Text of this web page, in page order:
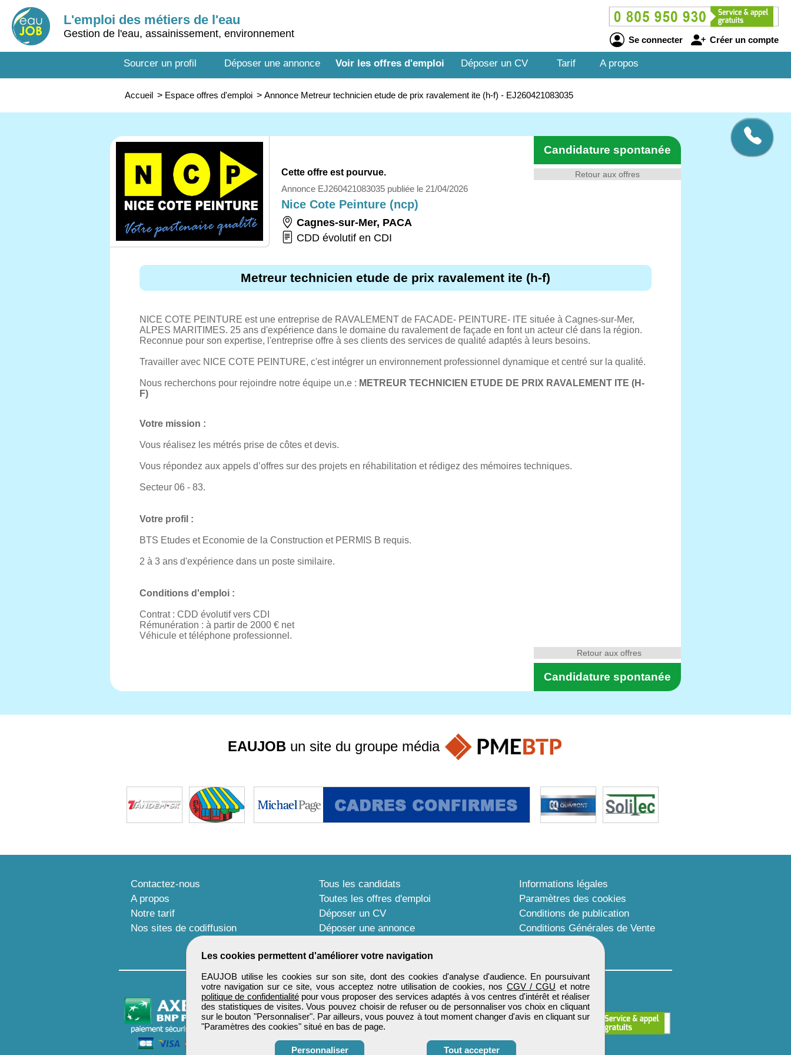
L'emploi des métiers de l'eau
Gestion de l'eau, assainissement, environnement
Se connecter Créer un compte
Sourcer un profil Déposer une annonce Voir les offres d'emploi Déposer un CV Tarif A propos
Accueil > Espace offres d'emploi > Annonce Metreur technicien etude de prix ravalement ite (h-f) - EJ260421083035
Retour aux offres
Candidature spontanée
Cette offre est pourvue.
Annonce EJ260421083035 publiée le 21/04/2026
Nice Cote Peinture (ncp)
Cagnes-sur-Mer, PACA
CDD évolutif en CDI
Metreur technicien etude de prix ravalement ite (h-f)
NICE COTE PEINTURE est une entreprise de RAVALEMENT de FACADE- PEINTURE- ITE située à Cagnes-sur-Mer,
ALPES MARITIMES. 25 ans d'expérience dans le domaine du ravalement de façade en font un acteur clé dans la région.
Reconnue pour son expertise, l'entreprise offre à ses clients des services de qualité adaptés à leurs besoins.
Travailler avec NICE COTE PEINTURE, c'est intégrer un environnement professionnel dynamique et centré sur la qualité.
Nous recherchons pour rejoindre notre équipe un.e : METREUR TECHNICIEN ETUDE DE PRIX RAVALEMENT ITE (H-
F)
Votre mission :
Vous réalisez les métrés prise de côtes et devis.
Vous répondez aux appels d’offres sur des projets en réhabilitation et rédigez des mémoires techniques.
Secteur 06 - 83.
Votre profil :
BTS Etudes et Economie de la Construction et PERMIS B requis.
2 à 3 ans d'expérience dans un poste similaire.
Conditions d'emploi :
Contrat : CDD évolutif vers CDI
Rémunération : à partir de 2000 € net
Véhicule et téléphone professionnel.
Candidature spontanée
Retour aux offres
Les cookies permettent d'améliorer votre navigation
EAUJOB utilise les cookies sur son site, dont des cookies d'analyse d'audience. En poursuivant
votre navigation sur ce site, vous acceptez notre utilisation de cookies, nos CGV / CGU et notre
politique de confidentialitépour vous proposer des services adaptés à vos centres d'intérêt et réaliser
des statistiques de visites. Vous pouvez choisir de refuser ou de personnaliser vos choix en cliquant
sur le bouton "Personnaliser". Par ailleurs, vous pouvez à tout moment changer d'avis en cliquant sur
"Paramètres des cookies" situé en bas de page.
Personnaliser Tout accepter
EAUJOB un site du groupe média
Contactez-nous
A propos
Notre tarif
Nos sites de codiffusion
Tous les candidats
Toutes les offres d'emploi
Déposer un CV
Déposer une annonce
Informations légales
Paramètres des cookies
Conditions de publication
Conditions Générales de Vente